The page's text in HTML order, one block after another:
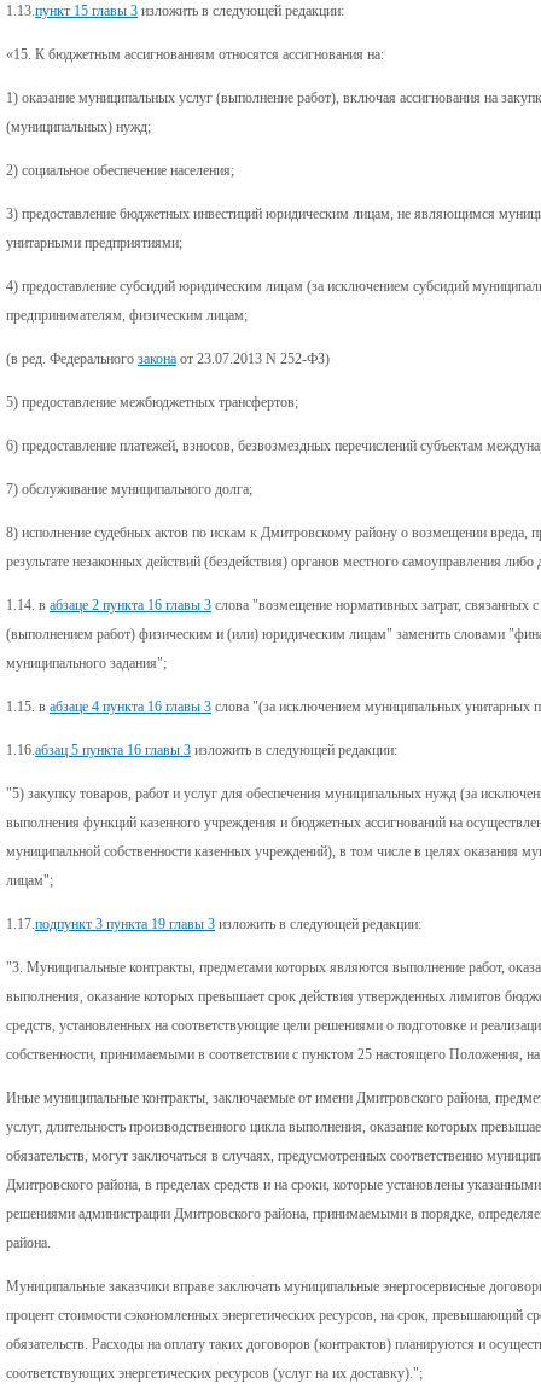
1.13. пункт 15 главы 3 изложить в следующей редакции:
«15. К бюджетным ассигнованиям относятся ассигнования на:
1) оказание муниципальных услуг (выполнение работ), включая ассигнования на
(муниципальных) нужд;
2) социальное обеспечение населения;
3) предоставление бюджетных инвестиций юридическим лицам, не являющимся
унитарными предприятиями;
4) предоставление субсидий юридическим лицам (за исключением субсидий
предпринимателям, физическим лицам;
(в ред. Федерального закона от 23.07.2013 N 252-ФЗ)
5) предоставление межбюджетных трансфертов;
6) предоставление платежей, взносов, безвозмездных перечислений субъектам
7) обслуживание муниципального долга;
8) исполнение судебных актов по искам к Дмитровскому району о возмещении вреда,
результате незаконных действий (бездействия) органов местного самоуправления
1.14. в абзаце 2 пункта 16 главы 3 слова "возмещение нормативных затрат, связанных
(выполнением работ) физическим и (или) юридическим лицам" заменить словами
муниципального задания";
1.15. в абзаце 4 пункта 16 главы 3 слова "(за исключением муниципальных унитарных
1.16. абзац 5 пункта 16 главы 3 изложить в следующей редакции:
"5) закупку товаров, работ и услуг для обеспечения муниципальных нужд (за
выполнения функций казенного учреждения и бюджетных ассигнований на
муниципальной собственности казенных учреждений), в том числе в целях оказания
лицам";
1.17. подпункт 3 пункта 19 главы 3 изложить в следующей редакции:
"3. Муниципальные контракты, предметами которых являются выполнение работ,
выполнения, оказание которых превышает срок действия утвержденных лимитов
средств, установленных на соответствующие цели решениями о подготовке и
собственности, принимаемыми в соответствии с пунктом 25 настоящего Положения,
Иные муниципальные контракты, заключаемые от имени Дмитровского района,
услуг, длительность производственного цикла выполнения, оказание которых
обязательств, могут заключаться в случаях, предусмотренных соответственно
Дмитровского района, в пределах средств и на сроки, которые установлены
решениями администрации Дмитровского района, принимаемыми в порядке,
района.
Муниципальные заказчики вправе заключать муниципальные энергосервисные
процент стоимости сэкономленных энергетических ресурсов, на срок, превышающий
обязательств. Расходы на оплату таких договоров (контрактов) планируются и
соответствующих энергетических ресурсов (услуг на их доставку).";